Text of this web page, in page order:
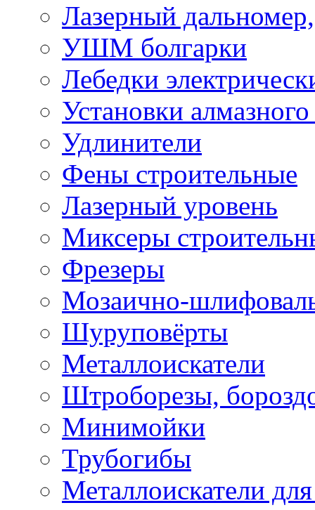
Лазерный дальномер,
УШМ болгарки
Лебедки
Установки
Удлинители
Фены строительные
Лазерный уровень
Миксеры
Фрезеры
Мозаично-
Шуруповёрты
Металлоискатели
Штроборезы,
Минимойки
Трубогибы
Металлоискатели